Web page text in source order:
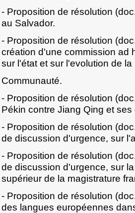
- Proposition de résolution
au Salvador.
- Proposition de résolution
création d'une commission ad
sur l'état et sur l'evolution de la
Communauté.
- Proposition de résolution
Pékin contre Jiang Qing et
- Proposition de résolution
de discussion d'urgence, sur
- Proposition de résolution
de discussion d'urgence, sur
supérieur de la magistrature
- Proposition de résolution
des langues européennes